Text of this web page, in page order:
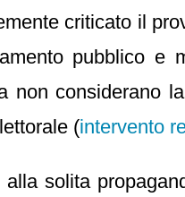
criticato il
pubblico e
non considerano
(intervento
alla solita